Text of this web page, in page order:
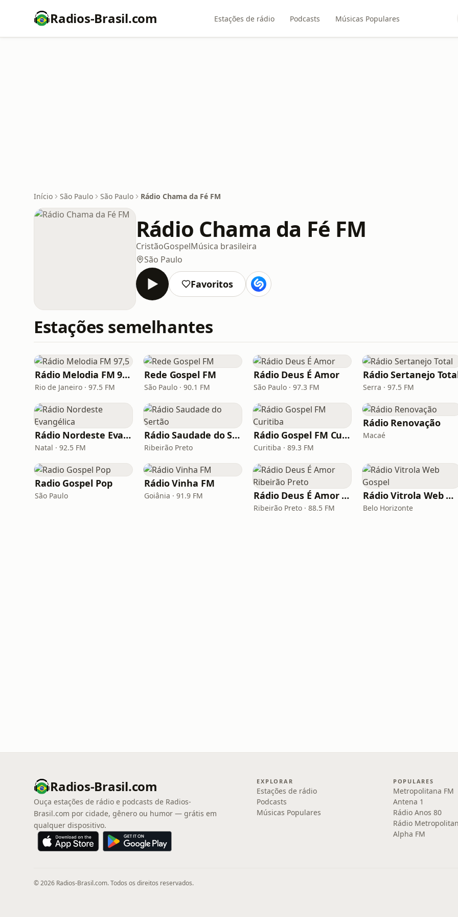
Radios-Brasil.com Estações de rádio Podcasts Músicas Populares
Início São Paulo São Paulo Rádio Chama da Fé FM
Rádio Chama da Fé FM
CristãoGospelMúsica brasileira
São Paulo
Favoritos
Estações semelhantes
Rádio Melodia FM 97,5
Rio de Janeiro · 97.5 FM
Rede Gospel FM
São Paulo · 90.1 FM
Rádio Deus É Amor
São Paulo · 97.3 FM
Rádio Sertanejo
Serra · 97.5 FM
Rádio Nordeste Evangélica
Natal · 92.5 FM
Rádio Saudade do Sertão
Ribeirão Preto
Rádio Gospel FM Curitiba
Curitiba · 89.3 FM
Rádio Renovação
Macaé
Radio Gospel Pop
São Paulo
Rádio Vinha FM
Goiânia · 91.9 FM Rádio Deus É Amor Ribeirão Preto
Ribeirão Preto · 88.5 FM
Rádio Vitrola Web Gospel
Belo Horizonte
Radios-Brasil.com
Ouça estações de rádio e podcasts de Radios-
Brasil.com por cidade, gênero ou humor — grátis em
qualquer dispositivo.
EXPLORAR
Estações de rádio
Podcasts
Músicas Populares
POPULARES
Metropolitana FM
Antena 1
Rádio Anos 80
Rádio
Alpha FM
© 2026 Radios-Brasil.com. Todos os direitos reservados.